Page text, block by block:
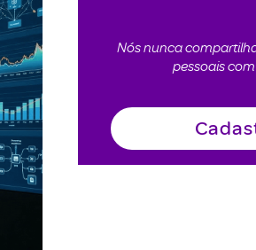
Nós nunca
pessoais